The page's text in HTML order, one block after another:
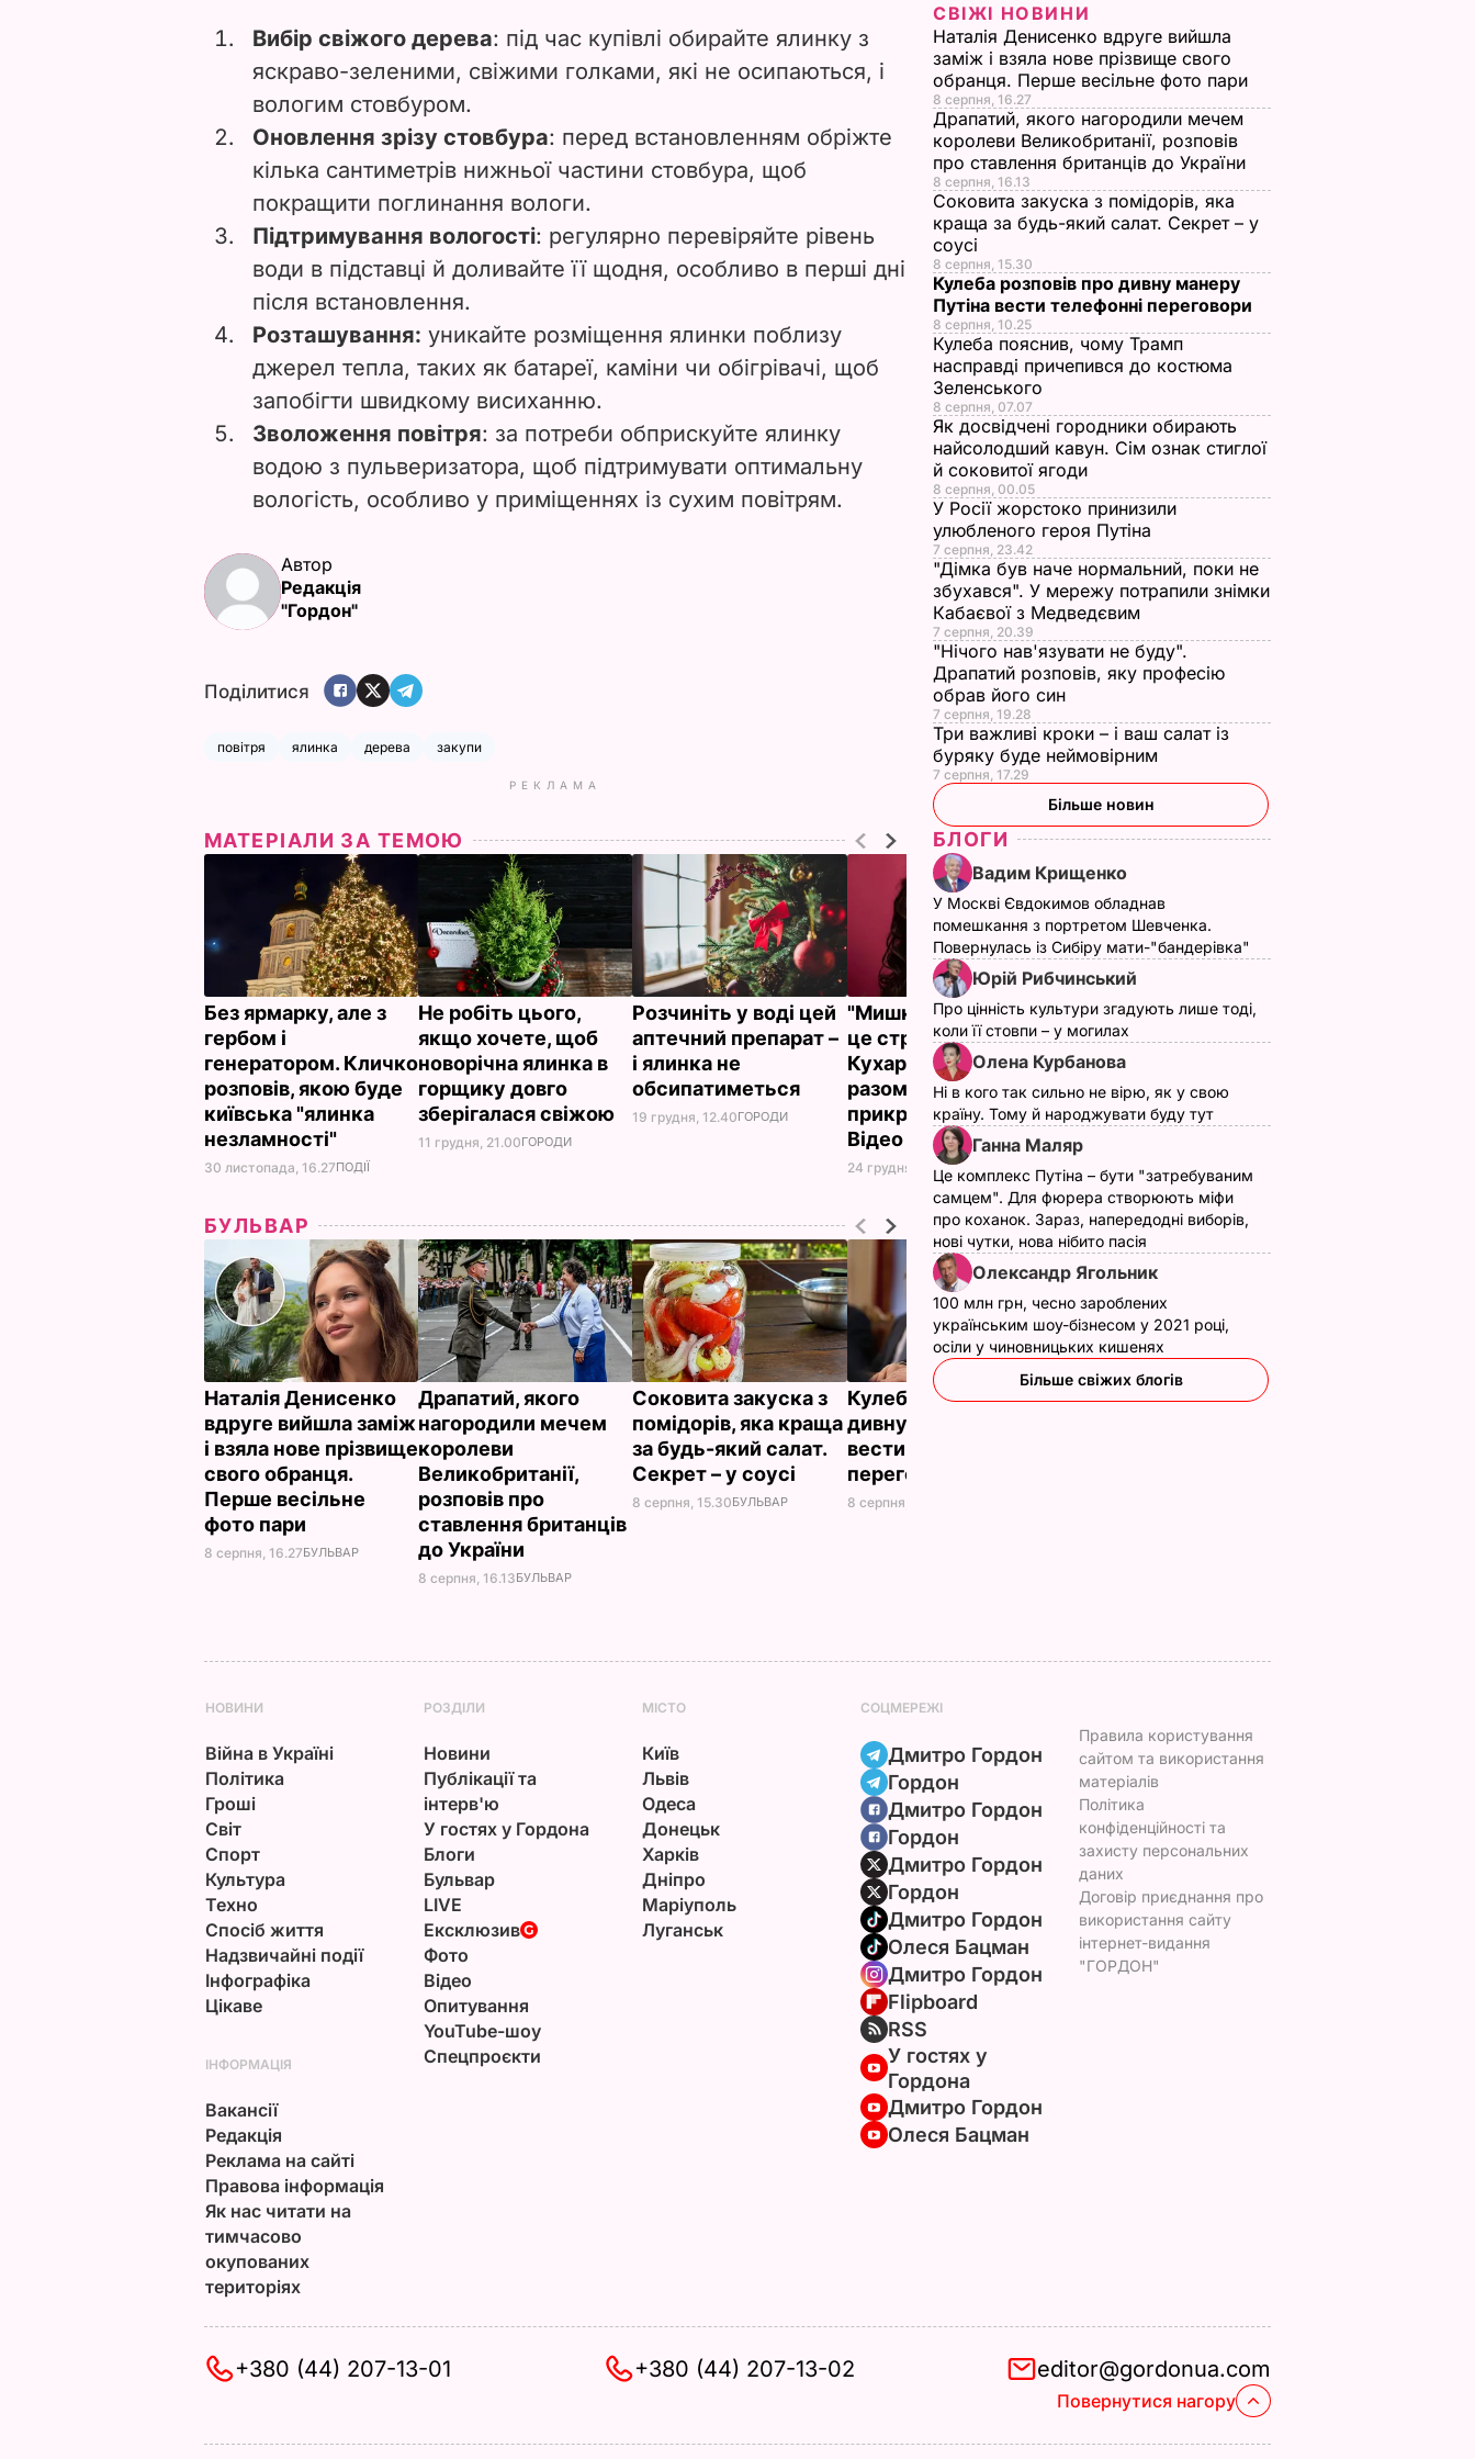
i
e
o
Вибір свіжого дерева: під час купівлі обирайте ялинку з
яскраво-зеленими, свіжими голками, які не осипаються, і
вологим стовбуром.
Оновлення зрізу стовбура: перед встановленням обріжте
кілька сантиметрів нижньої частини стовбура, щоб
покращити поглинання вологи.
Підтримування вологості: регулярно перевіряйте рівень
води в підставці й доливайте її щодня, особливо в перші дні
після встановлення.
Розташування: уникайте розміщення ялинки поблизу
джерел тепла, таких як батареї, каміни чи обігрівачі, щоб
запобігти швидкому висиханню.
Зволоження повітря: за потреби обприскуйте ялинку
водою з пульверизатора, щоб підтримувати оптимальну
вологість, особливо у приміщеннях із сухим повітрям.
Автор
Редакція
"Гордон"
Поділитися
повітря ялинка дерева закупи
РЕКЛАМА
МАТЕРІАЛИ ЗА ТЕМОЮ
Без ярмарку, але з
гербом і
генератором. Кличко
розповів, якою буде
київська "ялинка
незламності"
30 листопада, 16.27ПОДІЇ
Не робіть цього,
якщо хочете, щоб
новорічна ялинка в
горщику довго
зберігалася свіжою
11 грудня, 21.00ГОРОДИ
Розчиніть у воді цей
аптечний препарат –
і ялинка не
обсипатиметься
19 грудня, 12.40ГОРОДИ
"Мишки на ялинці –
це стратегічний хід".
Кухар показала, як
разом із дочкою
прикрасила ялинку.
Відео
24 грудня, 12.13НОВИНИ
БУЛЬВАР
Наталія Денисенко
вдруге вийшла заміж
і взяла нове прізвище
свого обранця.
Перше весільне
фото пари
8 серпня, 16.27БУЛЬВАР
Драпатий, якого
нагородили мечем
королеви
Великобританії,
розповів про
ставлення британців
до України
8 серпня, 16.13БУЛЬВАР
Соковита закуска з
помідорів, яка краща
за будь-який салат.
Секрет – у соусі
8 серпня, 15.30БУЛЬВАР
Кулеба розповів про
дивну манеру Путіна
вести телефонні
переговори
8 серпня, 10.25
Кулеба пояснив,
СВІЖІ НОВИНИ
Наталія Денисенко вдруге вийшла
заміж і взяла нове прізвище свого
обранця. Перше весільне фото пари
8 серпня, 16.27
Драпатий, якого нагородили мечем
королеви Великобританії, розповів
про ставлення британців до України
8 серпня, 16.13
Соковита закуска з помідорів, яка
краща за будь-який салат. Секрет – у
соусі
8 серпня, 15.30
Кулеба розповів про дивну манеру
Путіна вести телефонні переговори
8 серпня, 10.25
Кулеба пояснив, чому Трамп
насправді причепився до костюма
Зеленського
8 серпня, 07.07
Як досвідчені городники обирають
найсолодший кавун. Сім ознак стиглої
й соковитої ягоди
8 серпня, 00.05
У Росії жорстоко принизили
улюбленого героя Путіна
7 серпня, 23.42
"Дімка був наче нормальний, поки не
збухався". У мережу потрапили знімки
Кабаєвої з Медведєвим
7 серпня, 20.39
"Нічого нав'язувати не буду".
Драпатий розповів, яку професію
обрав його син
7 серпня, 19.28
Три важливі кроки – і ваш салат із
буряку буде неймовірним
7 серпня, 17.29
Більше новин
БЛОГИ
Вадим Крищенко
У Москві Євдокимов обладнав
помешкання з портретом Шевченка.
Повернулась із Сибіру мати-"бандерівка"
Юрій Рибчинський
Про цінність культури згадують лише тоді,
коли її стовпи – у могилах
Олена Курбанова
Ні в кого так сильно не вірю, як у свою
країну. Тому й народжувати буду тут
Ганна Маляр
Це комплекс Путіна – бути "затребуваним
самцем". Для фюрера створюють міфи
про коханок. Зараз, напередодні виборів,
нові чутки, нова нібито пасія
Олександр Ягольник
100 млн грн, чесно зароблених
українським шоу-бізнесом у 2021 році,
осіли у чиновницьких кишенях
Більше свіжих блогів
НОВИНИ
Війна в Україні
Політика
Гроші
Світ
Спорт
Культура
Техно
Спосіб життя
Надзвичайні події
Інфографіка
Цікаве
РОЗДІЛИ
Новини
Публікації та
інтерв'ю
У гостях у Гордона
Блоги
Бульвар
LIVE
Ексклюзив
Фото
Відео
Опитування
YouTube-шоу
Спецпроєкти
МІСТО
Київ
Львів
Одеса
Донецьк
Харків
Дніпро
Маріуполь
Луганськ
СОЦМЕРЕЖІ
Дмитро Гордон
Гордон
Дмитро Гордон
Гордон
Дмитро Гордон
Гордон
Дмитро Гордон
Олеся Бацман
Дмитро Гордон
Flipboard
RSS
У гостях у
Гордона
Дмитро Гордон
Олеся Бацман
ІНФОРМАЦІЯ
Вакансії
Редакція
Реклама на сайті
Правова інформація
Як нас читати на
тимчасово
окупованих
територіях
Правила користування
сайтом та використання
матеріалів
Політика
конфіденційності та
захисту персональних
даних
Договір приєднання про
використання сайту
інтернет-видання
"ГОРДОН"
+380 (44) 207-13-01 +380 (44) 207-13-02 editor@gordonua.com
Повернутися нагору